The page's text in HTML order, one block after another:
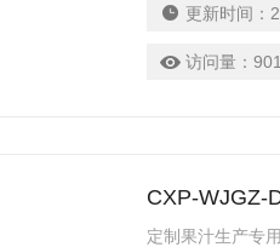
更新时间：
访问量：
CXP-WJGZ-
定制果汁生产专